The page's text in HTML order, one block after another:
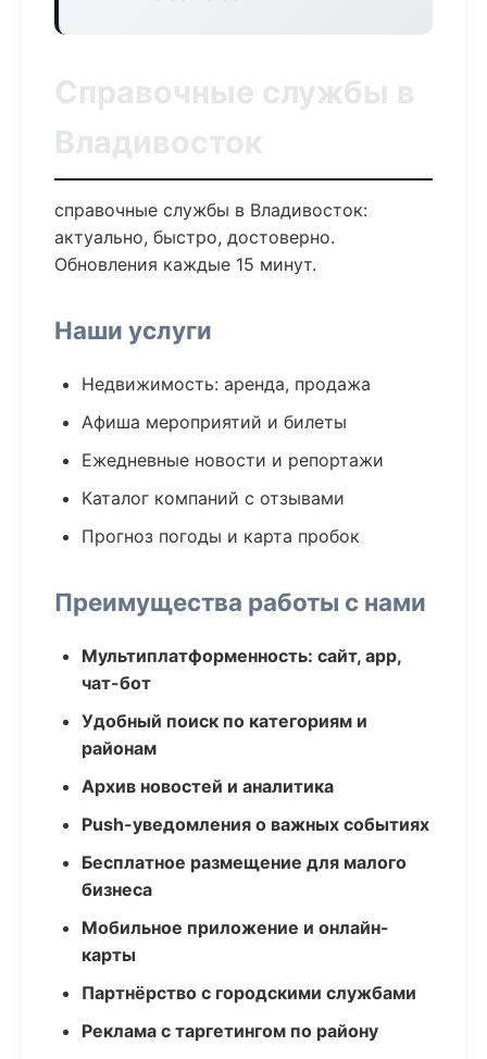
Справочные службы в
Владивосток
справочные службы в Владивосток:
актуально, быстро, достоверно.
Обновления каждые 15 минут.
Наши услуги
Недвижимость: аренда, продажа
Афиша мероприятий и билеты
Ежедневные новости и репортажи
Каталог компаний с отзывами
Прогноз погоды и карта пробок
Преимущества работы с нами
Мультиплатформенность: сайт, app,
чат-бот
Удобный поиск по категориям и
районам
Архив новостей и аналитика
Push-уведомления о важных событиях
Бесплатное размещение для малого
бизнеса
Мобильное приложение и онлайн-
карты
Партнёрство с городскими службами
Реклама с таргетингом по району